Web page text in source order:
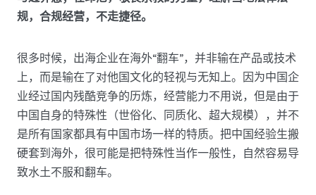
规，合规经营，不走捷径。
很多时候，出海企业在海外“翻车”，并非输在产品或技术
上，而是输在了对他国文化的轻视与无知上。因为中国企
业经过国内残酷竞争的历炼，经营能力不用说，但是由于
中国自身的特殊性（世俗化、同质化、超大规模），并不
是所有国家都具有中国市场一样的特质。把中国经验生搬
硬套到海外，很可能是把特殊性当作一般性，自然容易导
致水土不服和翻车。